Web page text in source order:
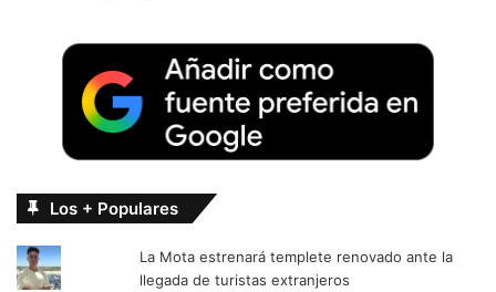
Los + Populares
La Mota estrenará templete renovado ante la
llegada de turistas extranjeros